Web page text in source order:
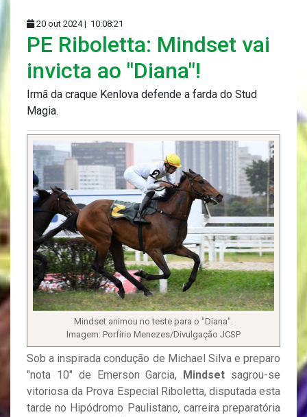
20 out 2024 | 10:08:21
PE Riboletta: Mindset vai
invicta ao "Diana"!
Irmã da craque Kenlova defende a farda do Stud
Magia.
Mindset animou no teste para o "Diana".
Imagem: Porfírio Menezes/Divulgação JCSP
Sob a inspirada condução de Michael Silva e preparo
"nota 10" de Emerson Garcia, Mindset sagrou-se
vitoriosa da Prova Especial Riboletta, disputada esta
tarde no Hipódromo Paulistano, carreira preparatória